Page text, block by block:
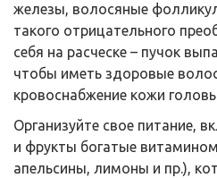
железы, волосяные
такого отрицательного
себя на расческе – пучок
чтобы иметь здоровые
кровоснабжение кожи
Организуйте свое питание,
и фрукты богатые
апельсины, лимоны и пр.),